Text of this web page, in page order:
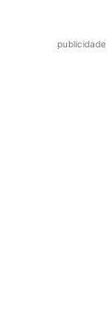
publicidade